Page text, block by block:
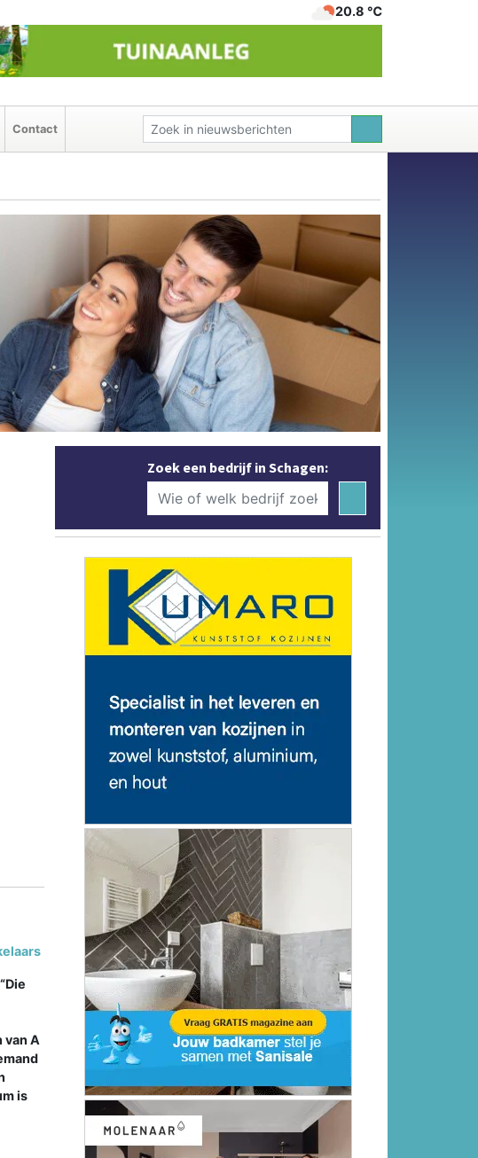
20.8 ℃
Contact
van A
is
Zoek een bedrijf in Schagen: